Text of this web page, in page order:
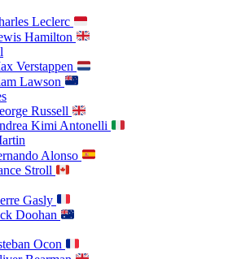
Leclerc
Hamilton
Verstappen
Lawson
Russell
Kimi Antonelli
Alonso
Stroll
Gasly
Doohan
Ocon